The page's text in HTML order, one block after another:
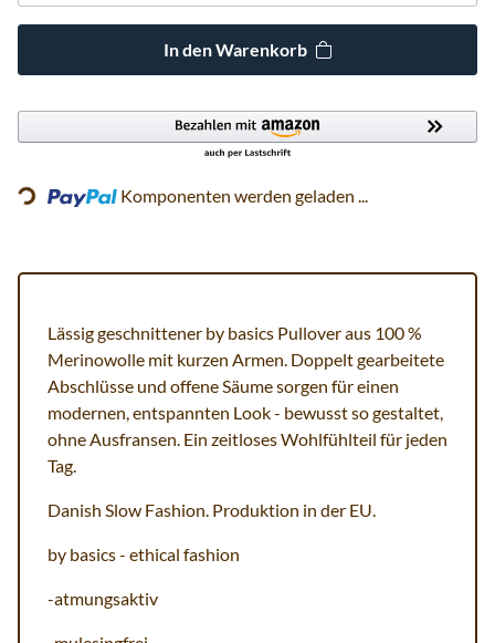
In den Warenkorb
Loading... Komponenten werden geladen ...
Lässig geschnittener by basics Pullover aus 100 %
Merinowolle mit kurzen Armen. Doppelt gearbeitete
Abschlüsse und offene Säume sorgen für einen
modernen, entspannten Look - bewusst so gestaltet,
ohne Ausfransen. Ein zeitloses Wohlfühlteil für jeden
Tag.
Danish Slow Fashion. Produktion in der EU.
by basics - ethical fashion
-atmungsaktiv